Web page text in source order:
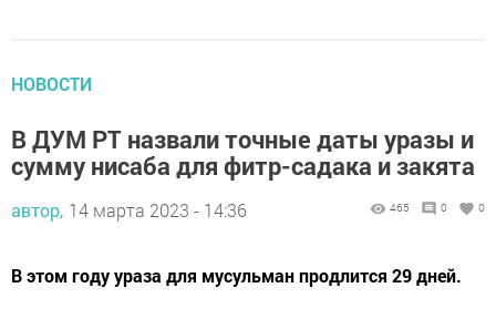
НОВОСТИ
В ДУМ РТ назвали точные даты уразы и
сумму нисаба для фитр-садака и закята
автор, 14 марта 2023 - 14:36 465 0 0
В этом году ураза для мусульман продлится 29 дней.